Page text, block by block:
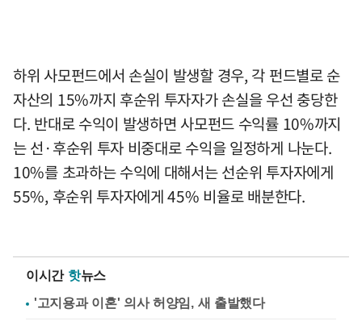
하위 사모펀드에서 손실이 발생할 경우, 각 펀드별로 순
자산의 15%까지 후순위 투자자가 손실을 우선 충당한
다. 반대로 수익이 발생하면 사모펀드 수익률 10%까지
는 선·후순위 투자 비중대로 수익을 일정하게 나눈다.
10%를 초과하는 수익에 대해서는 선순위 투자자에게
55%, 후순위 투자자에게 45% 비율로 배분한다.
이시간 핫뉴스
'고지용과 이혼' 의사 허양임, 새 출발했다